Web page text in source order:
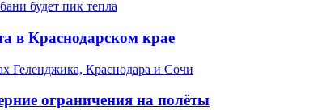
в Краснодарском крае
ограничения на полёты